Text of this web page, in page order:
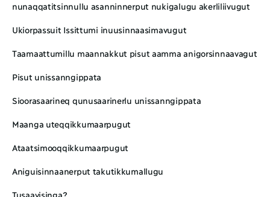
nunaqqatitsinnullu asanninnerput nukigalugu akerliliivugut
Ukiorpassuit Issittumi inuusinnaasimavugut
Taamaattumillu maannakkut pisut aamma anigorsinnaavagut
Pisut unissanngippata
Sioorasaarineq qunusaarinerlu unissanngippata
Maanga uteqqikkumaarpugut
Ataatsimooqqikkumaarpugut
Aniguisinnaanerput takutikkumallugu
Tusaavisinga?